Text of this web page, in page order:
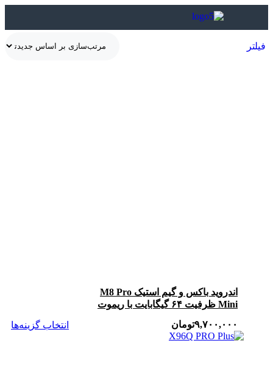
فیلتر
اندروید باکس و گیم استیک M8 Pro
Mini ظرفیت ۶۴ گیگابایت با ریموت
انتخاب گزینه‌ها
۹,۷۰۰,۰۰۰تومان